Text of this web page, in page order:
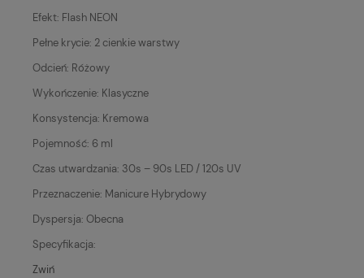
Efekt: Flash NEON
Pełne krycie: 2 cienkie warstwy
Odcień: Różowy
Wykończenie: Klasyczne
Konsystencja: Kremowa
Pojemność: 6 ml
Czas utwardzania: 30s – 90s LED / 120s UV
Przeznaczenie: Manicure Hybrydowy
Dyspersja: Obecna
Specyfikacja:
Zwiń